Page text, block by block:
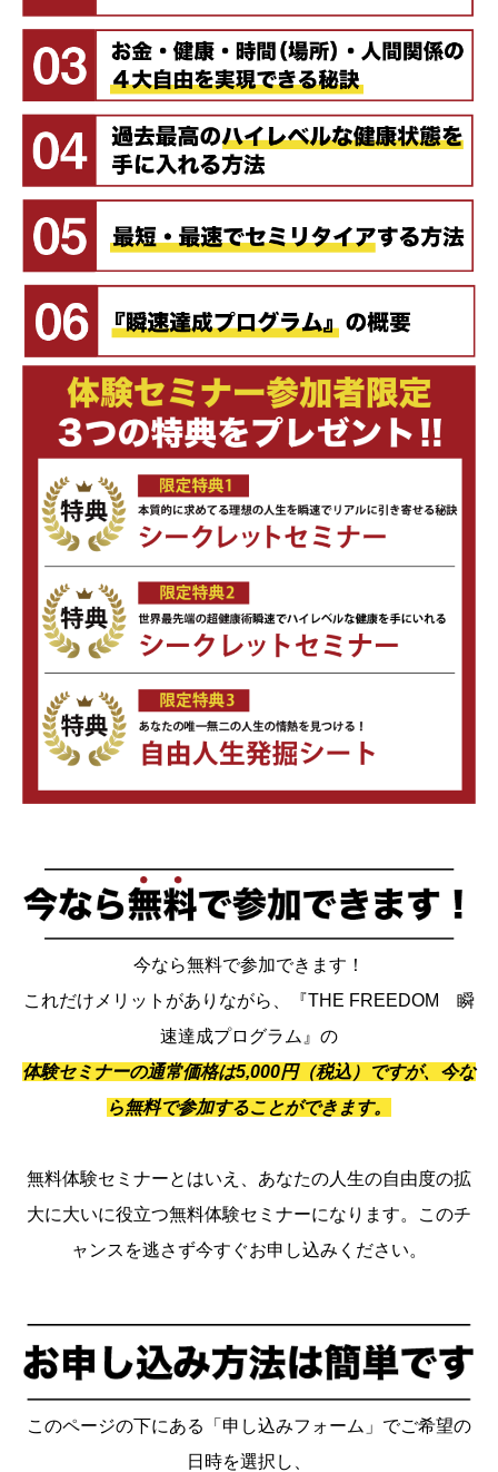
今なら無料で参加できます！
これだけメリットがありながら、『THE FREEDOM 瞬
速達成プログラム』の
体験セミナーの通常価格は5,000円（税込）ですが、今な
ら無料で参加することができます。
無料体験セミナーとはいえ、あなたの人生の自由度の拡
大に大いに役立つ無料体験セミナーになります。このチ
ャンスを逃さず今すぐお申し込みください。
このページの下にある「申し込みフォーム」でご希望の
日時を選択し、